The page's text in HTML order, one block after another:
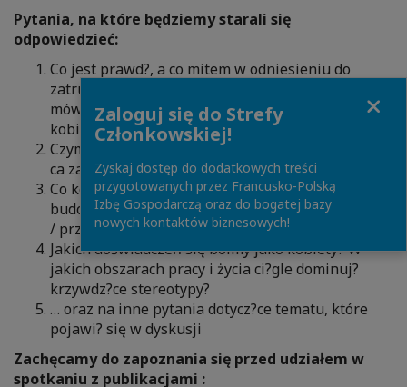
Pytania, na które będziemy starali się
odpowiedzieć:
Co jest prawd?, a co mitem w odniesieniu do
zatrudniania kobiet w organizacji? Czy możemy
mówić o mocnych i słabych stronach w pracy
kobiet?
Czym cechuje się kultura organizacyjna sprzyjaj?
ca zatrudnieniu i pracy kobiet?
Co kobiety mog? zrobić same dla siebie w celu
budowania dobrych, trwałych relacji z pracodawc?
/ przełożonym?
Jakich doświadczeń się boimy jako kobiety? W
jakich obszarach pracy i życia ci?gle dominuj?
krzywdz?ce stereotypy?
… oraz na inne pytania dotycz?ce tematu, które
pojawi? się w dyskusji
Zachęcamy do zapoznania się przed udziałem w
spotkaniu z publikacjami :
Zaloguj się do Strefy
Członkowskiej!
Zyskaj dostęp do dodatkowych treści
przygotowanych przez Francusko-Polską
Izbę Gospodarczą oraz do bogatej bazy
nowych kontaktów biznesowych!